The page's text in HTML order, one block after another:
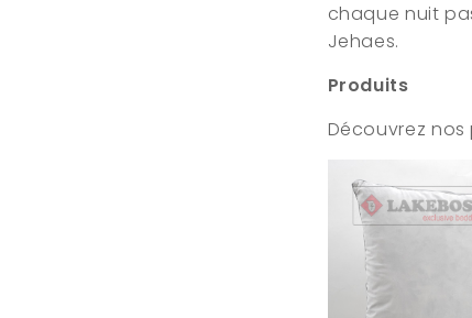
chaque nuit
Jehaes.
Produits
Découvrez